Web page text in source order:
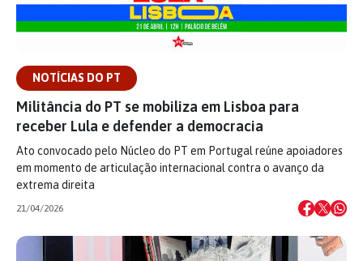
NOTÍCIAS DO PT
Militância do PT se mobiliza em Lisboa para
receber Lula e defender a democracia
Ato convocado pelo Núcleo do PT em Portugal reúne apoiadores
em momento de articulação internacional contra o avanço da
extrema direita
21/04/2026